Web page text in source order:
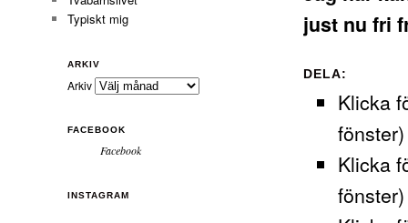
just nu fri
DELA:
Klicka
fönster)
Klicka
fönster)
Typiskt mig
ARKIV
Arkiv
FACEBOOK
Facebook
INSTAGRAM